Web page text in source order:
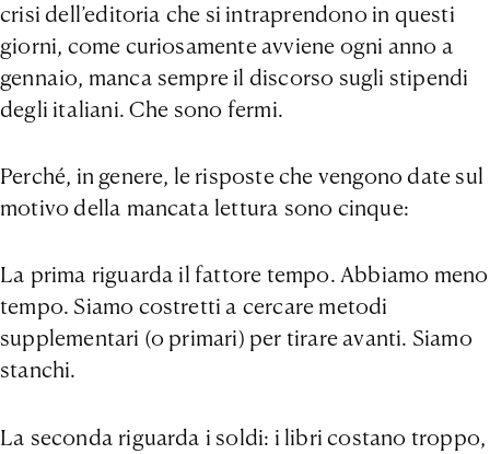
crisi dell’editoria che si intraprendono in questi
giorni, come curiosamente avviene ogni anno a
gennaio, manca sempre il discorso sugli stipendi
degli italiani. Che sono fermi.
Perché, in genere, le risposte che vengono date sul
motivo della mancata lettura sono cinque:
La prima riguarda il fattore tempo. Abbiamo meno
tempo. Siamo costretti a cercare metodi
supplementari (o primari) per tirare avanti. Siamo
stanchi.
La seconda riguarda i soldi: i libri costano troppo,